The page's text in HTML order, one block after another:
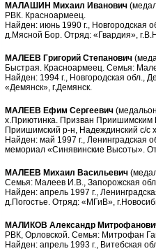
МАЛАШИН Михаил Иванович
РВК. Красноармеец.
Найден: июнь 1990 г., Новгородская
д.Мясной Бор. Отряд: «Гвардия»,
МАЛЕЕВ Григорий Степанович
Быстрая. Красноармеец. Семья:
Найден: 1994 г., Новгородская обл.,
«Демянск», г.Демянск.
МАЛЕЕВ Ефим Сергеевич
х.Приютинка. Призван Приишимским
Приишимский р-н, Надеждинский с/с
Найден: май 1997 г., Ленинградская
мемориал «Синявинские Высоты».
МАЛЕЕВ Михаил Васильевич
Семья: Малеев И.В., Запорожская
Найден: апрель 1997 г.,
д.Погостье. Отряд: «МГиВ»,
МАЛИКОВ Александр
РВК, Орловской. Семья: Митрофан
Найден: апрель 1993 г., Витебская